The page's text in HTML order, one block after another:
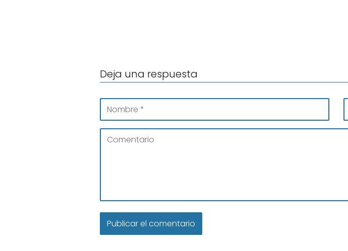
Deja una respuesta